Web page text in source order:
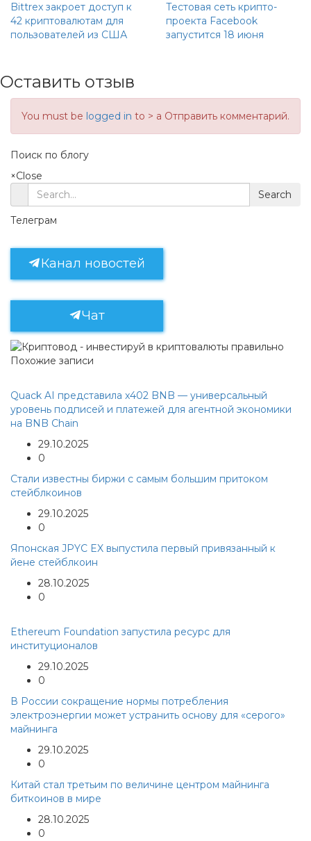
Bittrex закроет доступ к
42 криптовалютам для
пользователей из США
Тестовая сеть крипто-
проекта Facebook
запустится 18 июня
Оставить отзыв
You must be logged in to > a Отправить комментарий.
Поиск по блогу
×Close
Search
Телеграм
Канал новостей
Чат
Похожие записи
Quack AI представила x402 BNB — универсальный
уровень подписей и платежей для агентной экономики
на BNB Chain
29.10.2025
0
Стали известны биржи с самым большим притоком
стейблкоинов
29.10.2025
0
Японская JPYC EX выпустила первый привязанный к
йене стейблкоин
28.10.2025
0
Ethereum Foundation запустила ресурс для
институционалов
29.10.2025
0
В России сокращение нормы потребления
электроэнергии может устранить основу для «серого»
майнинга
29.10.2025
0
Китай стал третьим по величине центром майнинга
биткоинов в мире
28.10.2025
0